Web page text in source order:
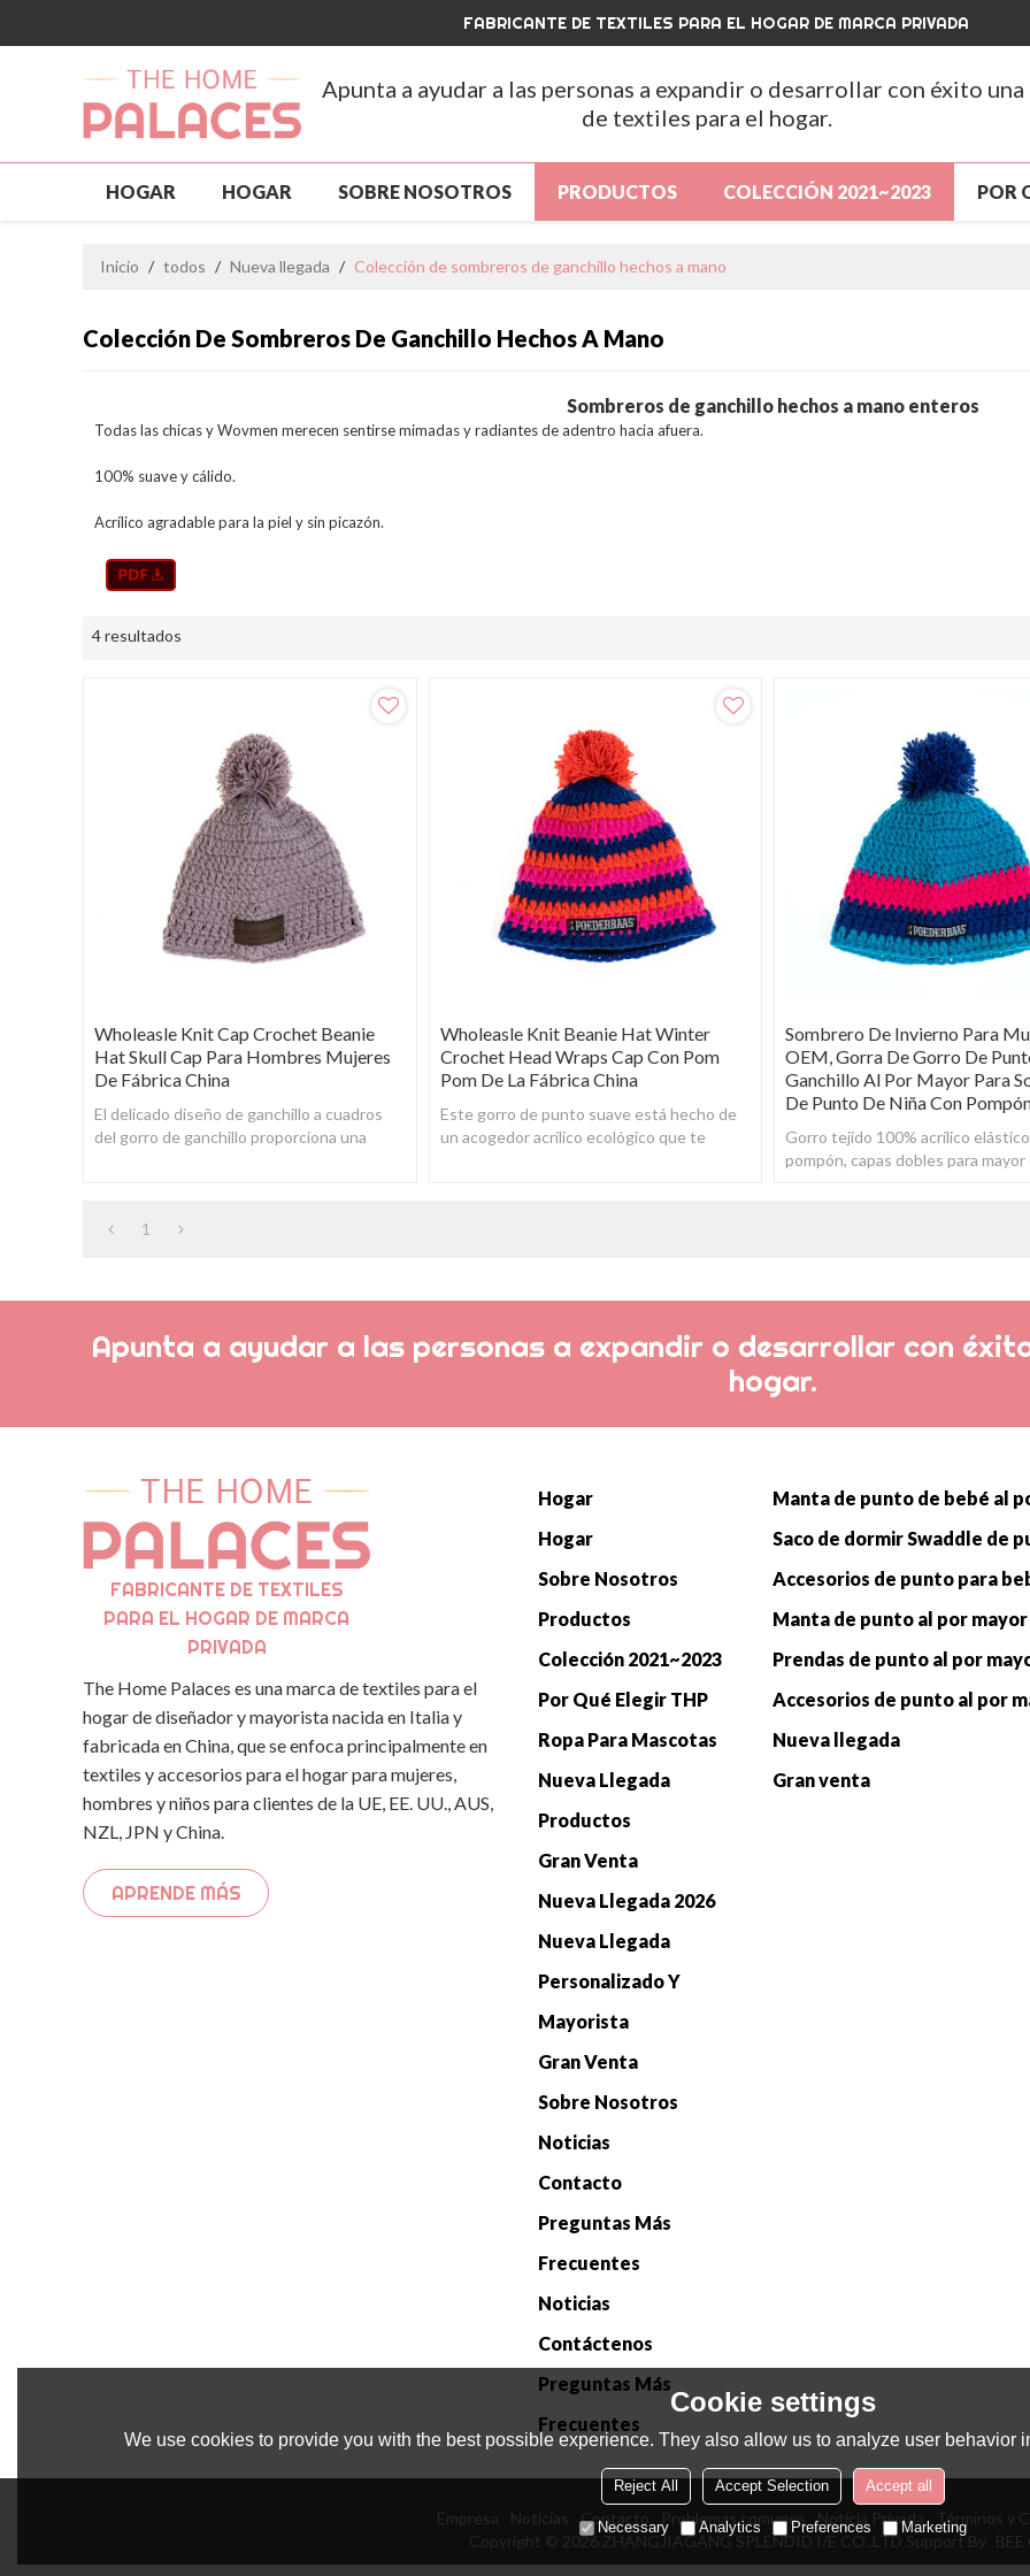
FABRICANTE DE TEXTILES PARA EL HOGAR DE MARCA PRIVADA
Apunta a ayudar a las personas a expandir o desarrollar con éxito una
de textiles para el hogar.
HOGAR HOGAR SOBRE NOSOTROS PRODUCTOS COLECCIÓN 2021~2023 POR
Inicio / todos / Nueva llegada / Colección de sombreros de ganchillo hechos a mano
Colección De Sombreros De Ganchillo Hechos A Mano
Sombreros de ganchillo hechos a mano enteros
Todas las chicas y Wovmen merecen sentirse mimadas y radiantes de adentro hacia afuera.
100% suave y cálido.
Acrílico agradable para la piel y sin picazón.
4 resultados
Wholeasle Knit Cap Crochet Beanie
Hat Skull Cap Para Hombres Mujeres
De Fábrica China
El delicado diseño de ganchillo a cuadros
del gorro de ganchillo proporciona una
Wholeasle Knit Beanie Hat Winter
Crochet Head Wraps Cap Con Pom
Pom De La Fábrica China
Este gorro de punto suave está hecho de
un acogedor acrílico ecológico que te
Sombrero De Invierno Para
OEM, Gorra De Gorro De
Ganchillo Al Por Mayor Para
De Punto De Niña Con
Gorro tejido 100% acrílico
pompón, capas dobles para mayor
1
Apunta a ayudar a las personas a expandir o desarrollar con
hogar.
FABRICANTE DE TEXTILES
PARA EL HOGAR DE MARCA
PRIVADA
The Home Palaces es una marca de textiles para el
hogar de diseñador y mayorista nacida en Italia y
fabricada en China, que se enfoca principalmente en
textiles y accesorios para el hogar para mujeres,
hombres y niños para clientes de la UE, EE. UU., AUS,
NZL, JPN y China.
APRENDE MÁS
Hogar
Hogar
Sobre Nosotros
Productos
Colección 2021~2023
Por Qué Elegir THP
Ropa Para Mascotas
Nueva Llegada
Productos
Gran Venta
Nueva Llegada 2026
Nueva Llegada
Personalizado Y
Mayorista
Gran Venta
Sobre Nosotros
Noticias
Contacto
Preguntas Más
Frecuentes
Noticias
Contáctenos
Preguntas Más
Frecuentes
Manta de punto al por mayor
Prendas de punto al por
Accesorios de punto al por
Nueva llegada
Gran venta
Empresa Noticias Contacto Problemas comunes Noticia Privada
Términos y
Copyright © 2026 ZHANGJIAGANG SPLENDID I/E CO.,LTD Support By
Cookie settings
We use cookies to provide you with the best possible experience. They also allow us to analyze user behavior
Reject All Accept Selection Accept all
Necessary Analytics Preferences Marketing